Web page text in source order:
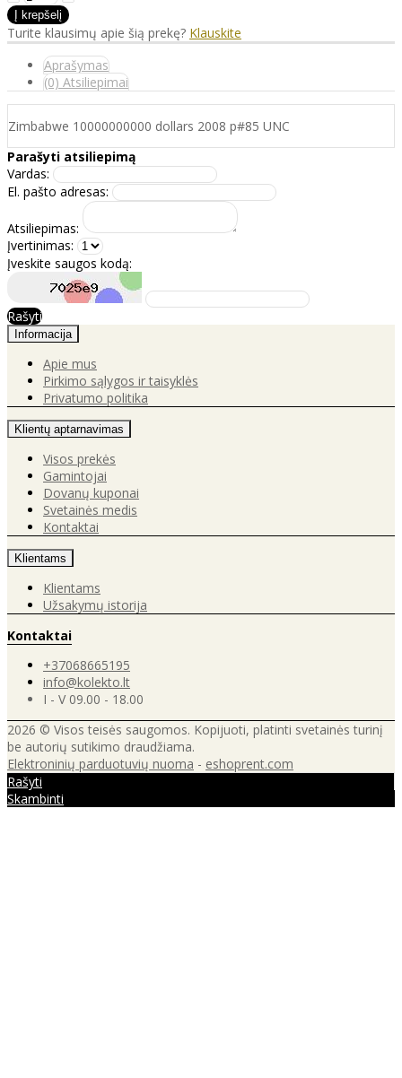
Turite klausimų apie šią prekę? Klauskite
Aprašymas
(0) Atsiliepimai
Zimbabwe 10000000000 dollars 2008 p#85 UNC
Parašyti atsiliepimą
Vardas:
El. pašto adresas:
Atsiliepimas:
Įvertinimas:
Įveskite saugos kodą:
Rašyti
Informacija
Apie mus
Pirkimo sąlygos ir taisyklės
Privatumo politika
Klientų aptarnavimas
Visos prekės
Gamintojai
Dovanų kuponai
Svetainės medis
Kontaktai
Klientams
Klientams
Užsakymų istorija
Kontaktai
+37068665195
info@kolekto.lt
I - V 09.00 - 18.00
2026 © Visos teisės saugomos. Kopijuoti, platinti svetainės turinį
be autorių sutikimo draudžiama.
Elektroninių parduotuvių nuoma - eshoprent.com
Rašyti
Skambinti